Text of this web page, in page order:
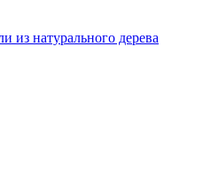
из натурального дерева